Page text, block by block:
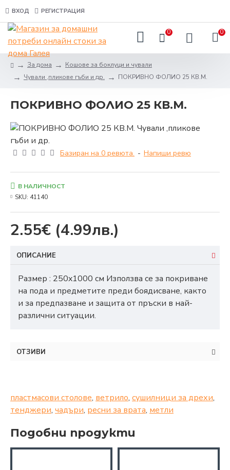
ВХОД РЕГИСТРАЦИЯ
0 0
За дома
Кошове за боклуци и чували
Чували ,пликове гъби и др.
ПОКРИВНО ФОЛИО 25 КВ.М.
ПОКРИВНО ФОЛИО 25 КВ.М.
Базиран на 0 ревюта. - Напиши ревю
2.55€ (4.99лв.)
В НАЛИЧНОСТ
SKU: 41140
ОПИСАНИЕ
Размер : 250x1000 см Използва се за покриване
на пода и предметите преди боядисване, както
и за предпазване и защита от пръски в най-
различни ситуации.
ОТЗИВИ
пластмасови столове, ветрило, сушилници за дрехи,
тенджери, чадъри, ресни за врата, метли
Подобни продукти